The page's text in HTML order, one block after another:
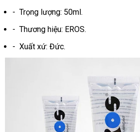
- Trọng lượng: 50ml.
- Thương hiệu: EROS.
- Xuất xứ: Đức.